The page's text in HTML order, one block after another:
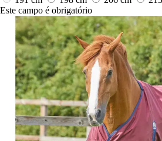
Este campo é obrigatório